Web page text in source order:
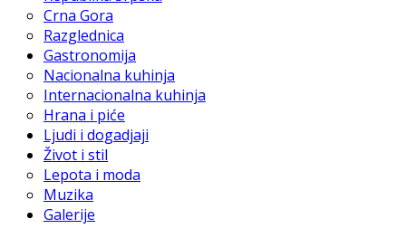
Crna Gora
Razglednica
Gastronomija
Nacionalna kuhinja
Internacionalna kuhinja
Hrana i piće
Ljudi i dogadjaji
Život i stil
Lepota i moda
Muzika
Galerije